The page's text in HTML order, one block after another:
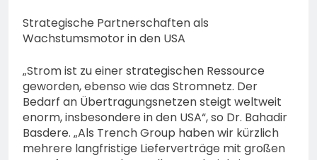
Strategische Partnerschaften als
Wachstumsmotor in den USA
„Strom ist zu einer strategischen Ressource
geworden, ebenso wie das Stromnetz. Der
Bedarf an Übertragungsnetzen steigt weltweit
enorm, insbesondere in den USA“, so Dr. Bahadir
Basdere. „Als Trench Group haben wir kürzlich
mehrere langfristige Lieferverträge mit großen